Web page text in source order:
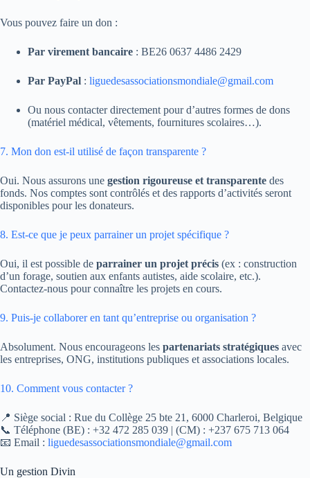
Vous pouvez faire un don :
Par virement bancaire : BE26 0637 4486 2429
Par PayPal : liguedesassociationsmondiale@gmail.com
Ou nous contacter directement pour d’autres formes de dons
(matériel médical, vêtements, fournitures scolaires…).
7. Mon don est-il utilisé de façon transparente ?
Oui. Nous assurons une gestion rigoureuse et transparente des
fonds. Nos comptes sont contrôlés et des rapports d’activités seront
disponibles pour les donateurs.
8. Est-ce que je peux parrainer un projet spécifique ?
Oui, il est possible de parrainer un projet précis (ex : construction
d’un forage, soutien aux enfants autistes, aide scolaire, etc.).
Contactez-nous pour connaître les projets en cours.
9. Puis-je collaborer en tant qu’entreprise ou organisation ?
Absolument. Nous encourageons les partenariats stratégiques avec
les entreprises, ONG, institutions publiques et associations locales.
10. Comment vous contacter ?
📍 Siège social : Rue du Collège 25 bte 21, 6000 Charleroi, Belgique
📞 Téléphone (BE) : +32 472 285 039 | (CM) : +237 675 713 064
📧 Email : liguedesassociationsmondiale@gmail.com
Un gestion Divin